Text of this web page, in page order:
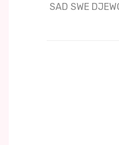
SAD SWE